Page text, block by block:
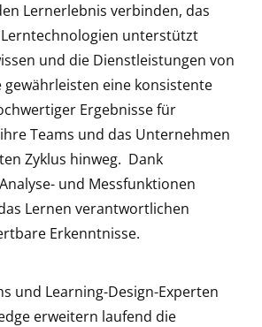
Lernerlebnis verbinden, das
unterstützt
und die Dienstleistungen von
gewährleisten eine konsistente
Ergebnisse für
Teams und das Unternehmen
Zyklus hinweg. Dank
und Messfunktionen
Lernen verantwortlichen
Erkenntnisse.
und Learning-Design-Experten
erweitern laufend die